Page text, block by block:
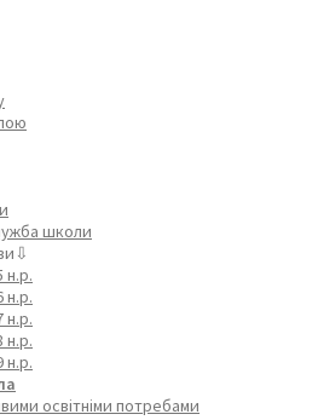
школи
н.р.
н.р.
н.р.
н.р.
н.р.
освітніми потребами